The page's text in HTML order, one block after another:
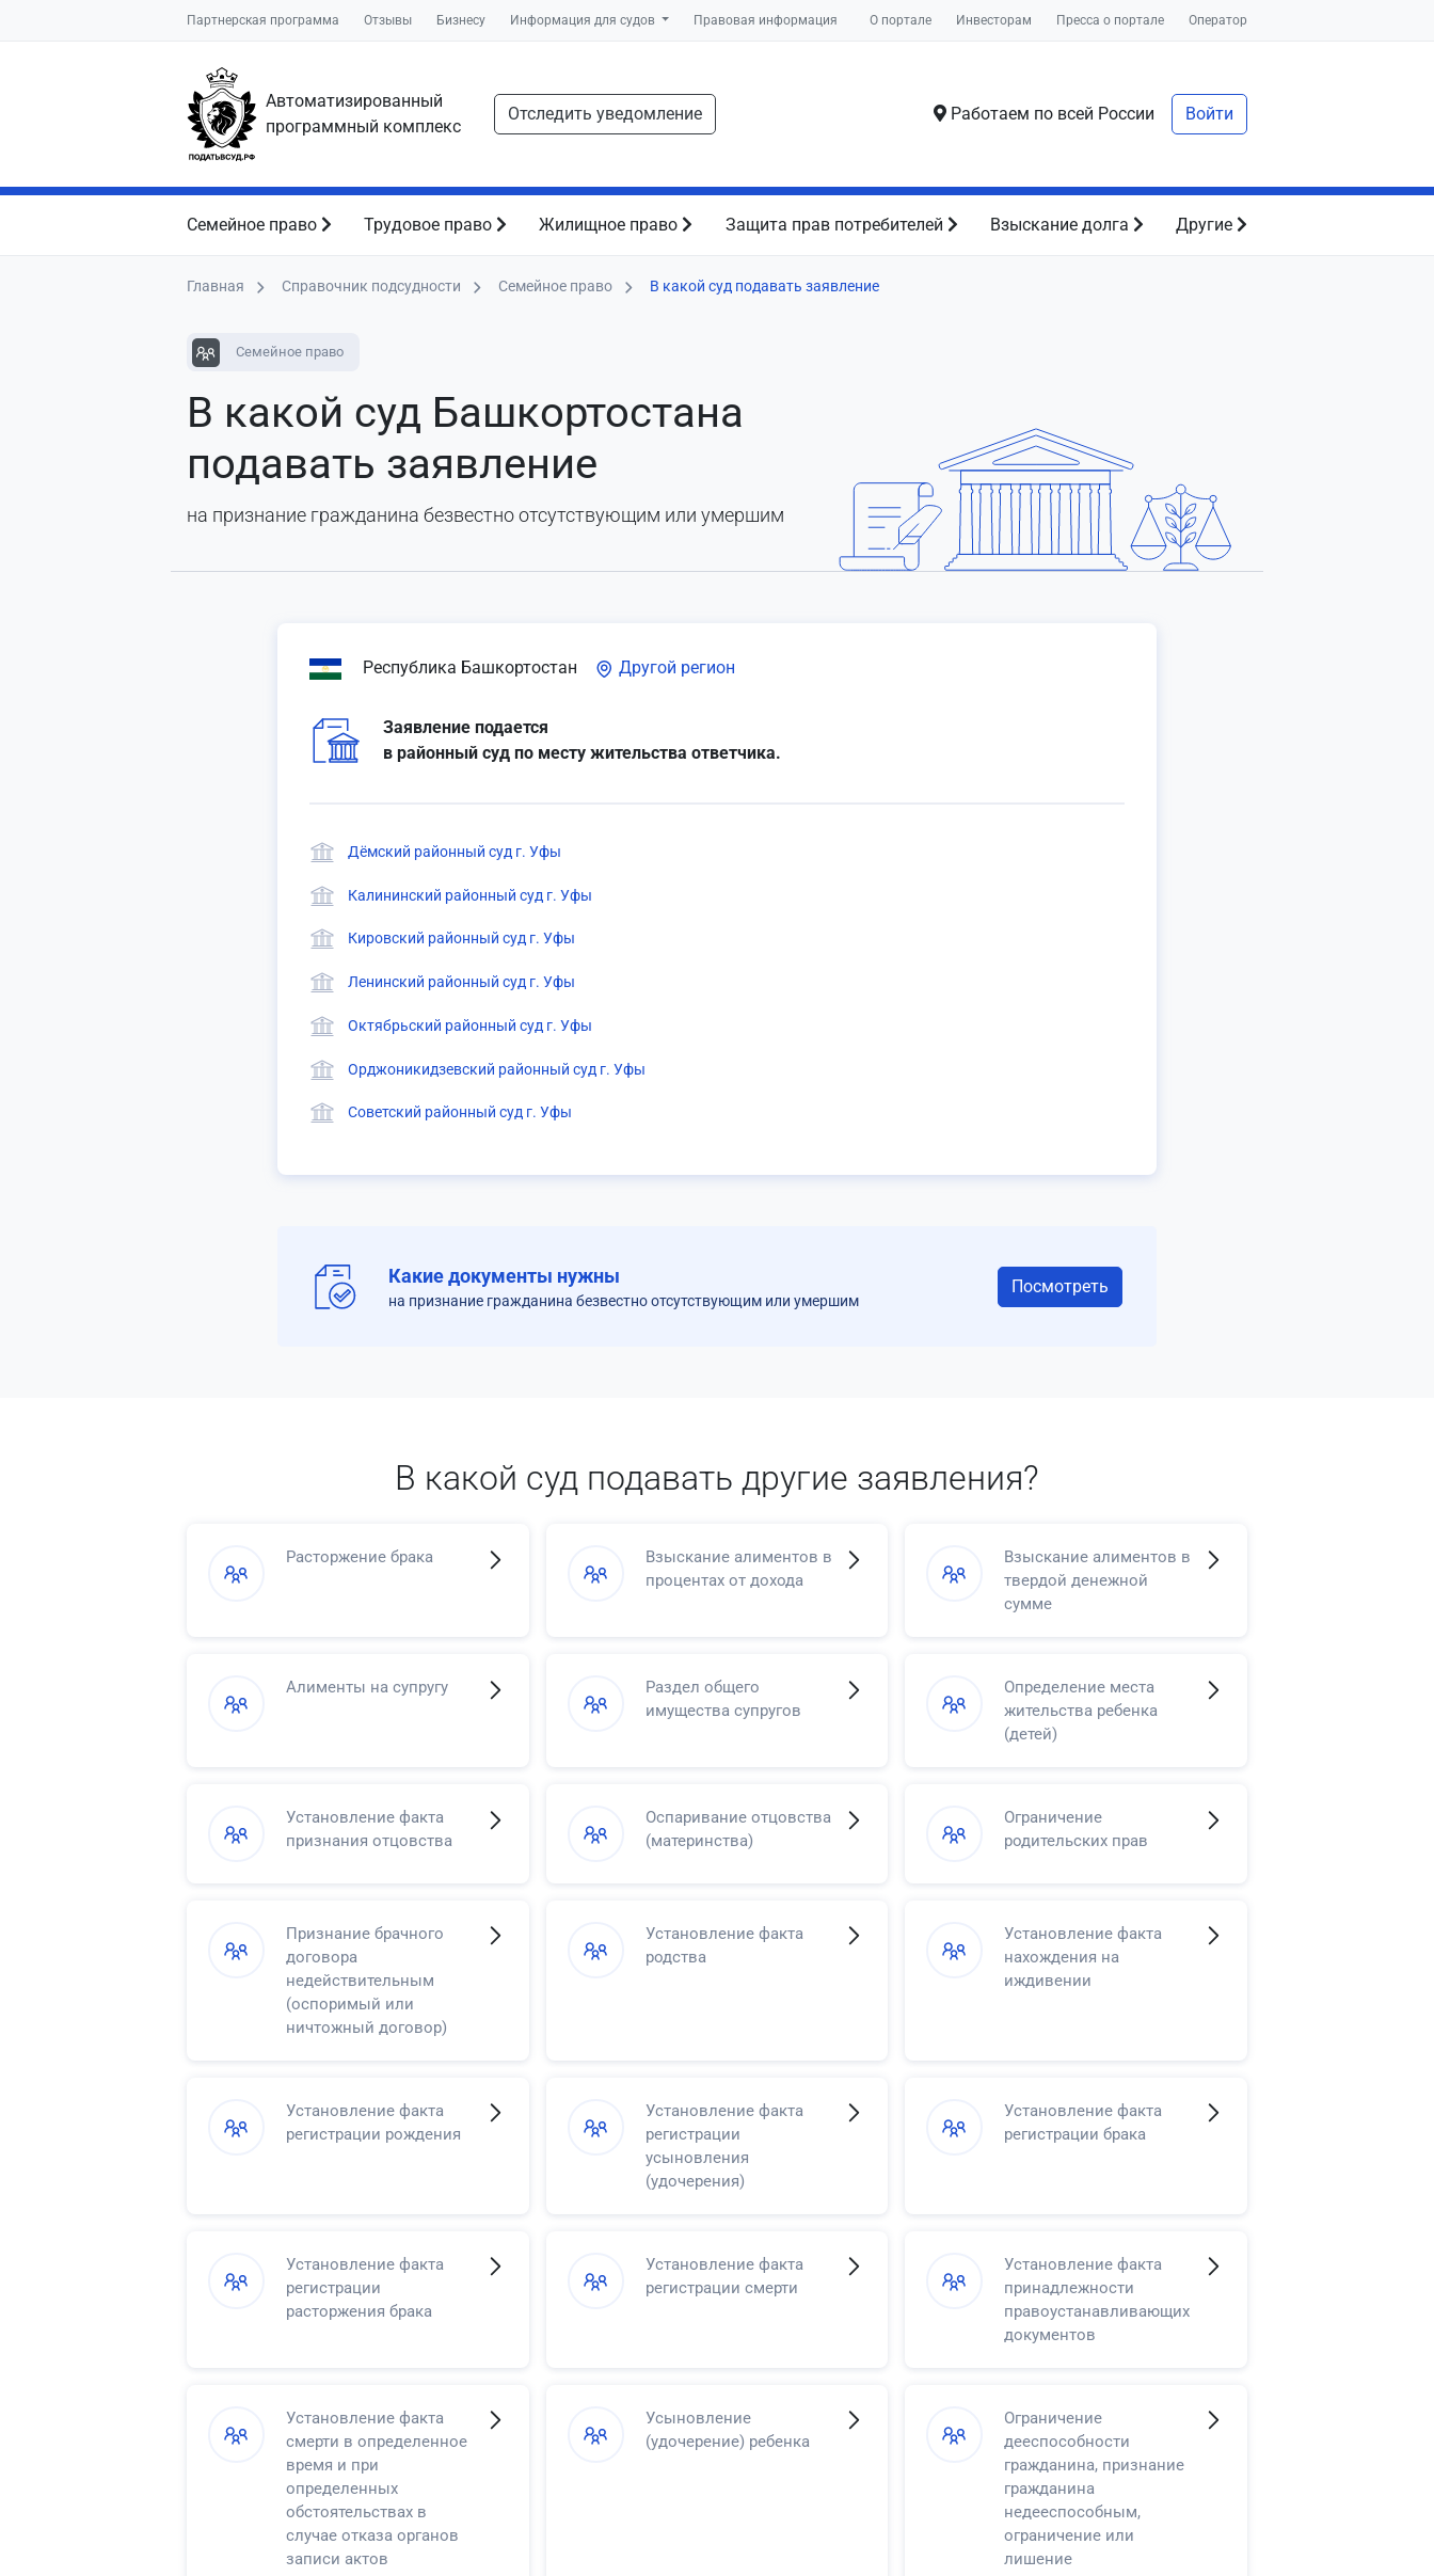
Партнерская программа Отзывы Бизнесу Информация для судов Правовая информация О портале Инвесторам Пресса о портале Оператор
Автоматизированный
программный комплекс
Отследить уведомление Работаем по всей России Войти
Семейное право Трудовое право Жилищное право Защита прав потребителей Взыскание долга Другие
Главная Справочник подсудности Семейное право В какой суд подавать заявление
Семейное право
В какой суд Башкортостана
подавать заявление
на признание гражданина безвестно отсутствующим или умершим
Республика Башкортостан Другой регион
Заявление подается
в районный суд по месту жительства ответчика.
Дёмский районный суд г. Уфы
Калининский районный суд г. Уфы
Кировский районный суд г. Уфы
Ленинский районный суд г. Уфы
Октябрьский районный суд г. Уфы
Орджоникидзевский районный суд г. Уфы
Советский районный суд г. Уфы
Какие документы нужны
на признание гражданина безвестно отсутствующим или умершим
Посмотреть
В какой суд подавать другие заявления?
Расторжение брака
Взыскание алиментов в
процентах от дохода
Взыскание алиментов в
твердой денежной
сумме
Алименты на супругу
Раздел общего
имущества супругов
Определение места
жительства ребенка
(детей)
Установление факта
признания отцовства
Оспаривание отцовства
(материнства)
Ограничение
родительских прав
Признание брачного
договора
недействительным
(оспоримый или
ничтожный договор)
Установление факта
родства
Установление факта
нахождения на
иждивении
Установление факта
регистрации рождения
Установление факта
регистрации
усыновления
(удочерения)
Установление факта
регистрации брака
Установление факта
регистрации
расторжения брака
Установление факта
регистрации смерти
Установление факта
принадлежности
правоустанавливающих
документов
Установление факта
смерти в определенное
время и при
определенных
обстоятельствах в
случае отказа органов
записи актов
Усыновление
(удочерение) ребенка
Ограничение
дееспособности
гражданина, признание
гражданина
недееспособным,
ограничение или
лишение